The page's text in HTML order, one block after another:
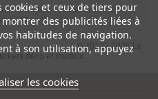
du lundi au vendredi de 8h à 17h
© 2012 - 2026 Le
stickers déco et muraux
cookies et ceux de tiers pour
des publicités liées à
habitudes de navigation.
à son utilisation, appuyez
les cookies